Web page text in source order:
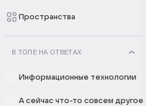
Пространства
В ТОПЕ НА ОТВЕТАХ
Информационные технологии
А сейчас что-то совсем другое